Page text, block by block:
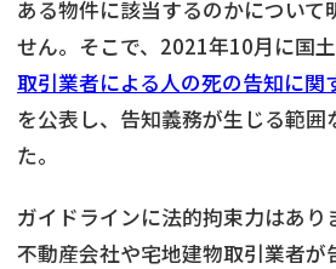
ある物件に該当するのかについて
せん。そこで、2021年10月に国
取引業者による人の死の告知に関
を公表し、告知義務が生じる範囲
た。
ガイドラインに法的拘束力はあり
不動産会社や宅地建物取引業者が